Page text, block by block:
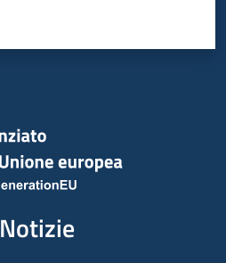
Notizie